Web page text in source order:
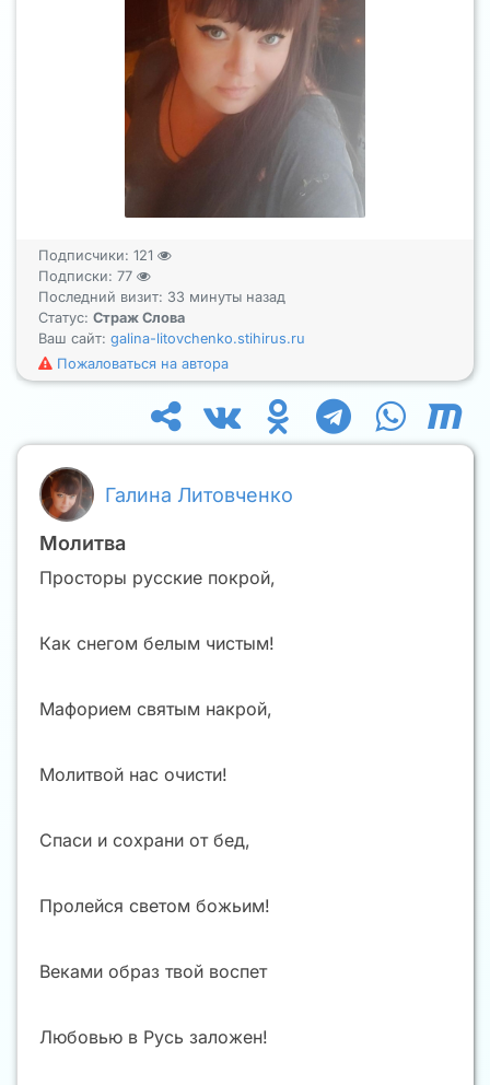
Подписчики: 121
Подписки: 77
Последний визит: 33 минуты назад
Статус: Страж Слова
Ваш сайт: galina-litovchenko.stihirus.ru
Пожаловаться на автора
Галина Литовченко
Молитва
Просторы русские покрой,
Как снегом белым чистым!
Мафорием святым накрой,
Молитвой нас очисти!
Спаси и сохрани от бед,
Пролейся светом божьим!
Веками образ твой воспет
Любовью в Русь заложен!